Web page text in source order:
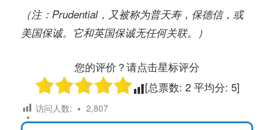
（注：Prudential，又被称为普天寿，保德信，或
美国保诚。 它和英国保诚无任何关联。）
您的评价？请点击星标评分
[总票数: 2平均分: 5]
访问人数: 2,807